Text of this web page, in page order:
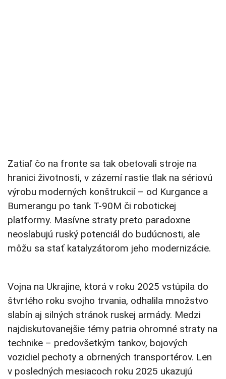
Zatiaľ čo na fronte sa tak obetovali stroje na
hranici životnosti, v zázemí rastie tlak na sériovú
výrobu moderných konštrukcií – od Kurgance a
Bumerangu po tank T-90M či robotickej
platformy. Masívne straty preto paradoxne
neoslabujú ruský potenciál do budúcnosti, ale
môžu sa stať katalyzátorom jeho modernizácie.
Vojna na Ukrajine, ktorá v roku 2025 vstúpila do
štvrtého roku svojho trvania, odhalila množstvo
slabín aj silných stránok ruskej armády. Medzi
najdiskutovanejšie témy patria ohromné ​​straty na
technike – predovšetkým tankov, bojových
vozidiel pechoty a obrnených transportérov. Len
v posledných mesiacoch roku 2025 ukazujú